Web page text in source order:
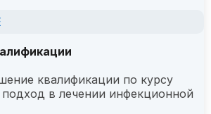
квалификации по курсу
в лечении инфекционной